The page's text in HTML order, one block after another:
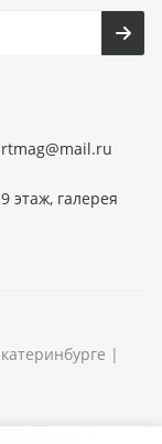
этаж, галерея
|